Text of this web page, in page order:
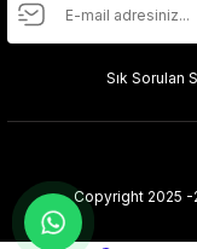
Sık Sorulan
Copyright 2025 -